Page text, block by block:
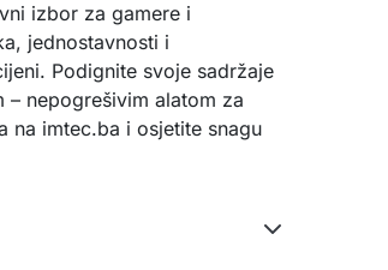
izbor za gamere i
jednostavnosti i
Podignite svoje sadržaje
nepogrešivim alatom za
na imtec.ba i osjetite snagu